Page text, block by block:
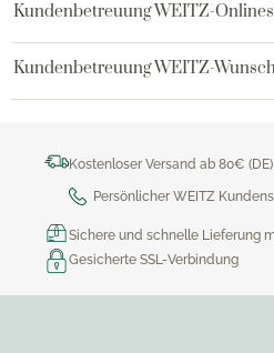
Kundenbetreuung WEITZ-
Kundenbetreuung WEITZ-
Kostenloser Versand ab 80€ (DE)
Persönlicher WEITZ
Sichere und schnelle Lieferung
Gesicherte SSL-Verbindung